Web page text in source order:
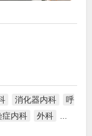
消化器内科
呼
症内科 外科